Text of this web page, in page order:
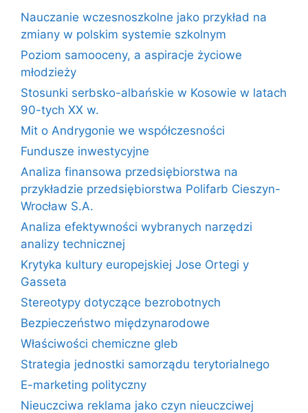
Nauczanie wczesnoszkolne jako przykład na
zmiany w polskim systemie szkolnym
Poziom samooceny, a aspiracje życiowe
młodzieży
Stosunki serbsko-albańskie w Kosowie w latach
90-tych XX w.
Mit o Andrygonie we współczesności
Fundusze inwestycyjne
Analiza finansowa przedsiębiorstwa na
przykładzie przedsiębiorstwa Polifarb Cieszyn-
Wrocław S.A.
Analiza efektywności wybranych narzędzi
analizy technicznej
Krytyka kultury europejskiej Jose Ortegi y
Gasseta
Stereotypy dotyczące bezrobotnych
Bezpieczeństwo międzynarodowe
Właściwości chemiczne gleb
Strategia jednostki samorządu terytorialnego
E-marketing polityczny
Nieuczciwa reklama jako czyn nieuczciwej